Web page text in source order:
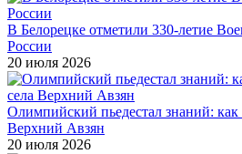
В Белорецке отметили 330-летие
России
20 июля 2026
Олимпийский пьедестал знаний:
Верхний Авзян
20 июля 2026